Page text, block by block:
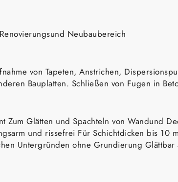
Neubaubereich
von Tapeten, Anstrichen,
Bauplatten. Schließen von Fugen in
Zum Glätten und Spachteln von Wandund
und rissefrei Für Schichtdicken bis 10
Untergründen ohne Grundierung